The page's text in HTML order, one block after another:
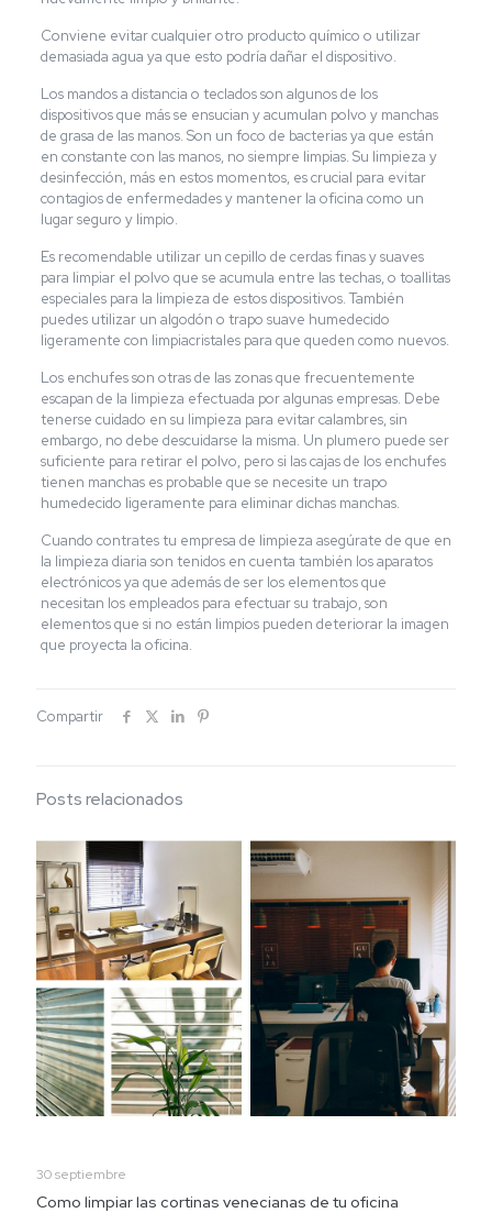
Conviene evitar cualquier otro producto químico o utilizar
demasiada agua ya que esto podría dañar el dispositivo.
Los mandos a distancia o teclados son algunos de los
dispositivos que más se ensucian y acumulan polvo y manchas
de grasa de las manos. Son un foco de bacterias ya que están
en constante con las manos, no siempre limpias. Su limpieza y
desinfección, más en estos momentos, es crucial para evitar
contagios de enfermedades y mantener la oficina como un
lugar seguro y limpio.
Es recomendable utilizar un cepillo de cerdas finas y suaves
para limpiar el polvo que se acumula entre las techas, o toallitas
especiales para la limpieza de estos dispositivos. También
puedes utilizar un algodón o trapo suave humedecido
ligeramente con limpiacristales para que queden como nuevos.
Los enchufes son otras de las zonas que frecuentemente
escapan de la limpieza efectuada por algunas empresas. Debe
tenerse cuidado en su limpieza para evitar calambres, sin
embargo, no debe descuidarse la misma. Un plumero puede ser
suficiente para retirar el polvo, pero si las cajas de los enchufes
tienen manchas es probable que se necesite un trapo
humedecido ligeramente para eliminar dichas manchas.
Cuando contrates tu empresa de limpieza asegúrate de que en
la limpieza diaria son tenidos en cuenta también los aparatos
electrónicos ya que además de ser los elementos que
necesitan los empleados para efectuar su trabajo, son
elementos que si no están limpios pueden deteriorar la imagen
que proyecta la oficina.
Compartir
Posts relacionados
30 septiembre
Como limpiar las cortinas venecianas de tu oficina